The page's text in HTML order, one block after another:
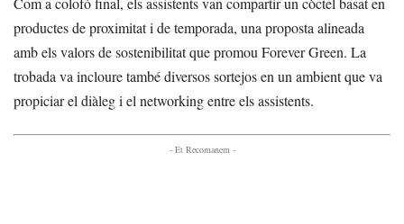
productes de proximitat i de temporada, una proposta alineada
amb els valors de sostenibilitat que promou Forever Green. La
trobada va incloure també diversos sortejos en un ambient que va
propiciar el diàleg i el networking entre els assistents.
- Et Recomanem -